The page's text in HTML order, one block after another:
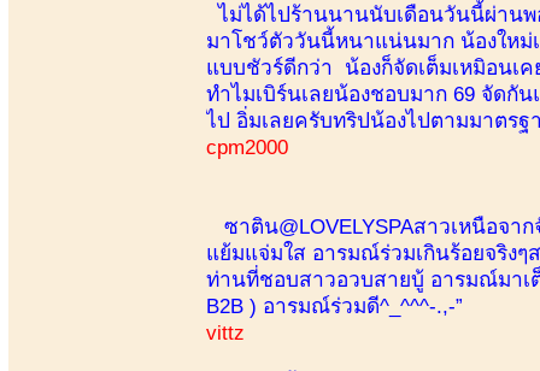
ไม่ได้ไปร้านนานนับเดือนวันนี้ผ่านพ
มาโชว์ตัววันนี้หนาแน่นมาก น้องใหม่
แบบชัวร์ดีกว่า น้องก็จัดเต็มเหมิอนเ
ทำไมเบิร์นเลยน้องชอบมาก 69 จัด
ไป อิ่มเลยครับทริปน้องไปตามมาตร
cpm2000
ซาติน@LOVELYSPAสาวเหนือจ
แย้มแจ่มใส อารมณ์ร่วมเกินร้อยจริง
ท่านที่ชอบสาวอวบสายบู้ อารมณ์มาเ
B2B ) อารมณ์ร่วมดี^_^^^-.,-”
vittz